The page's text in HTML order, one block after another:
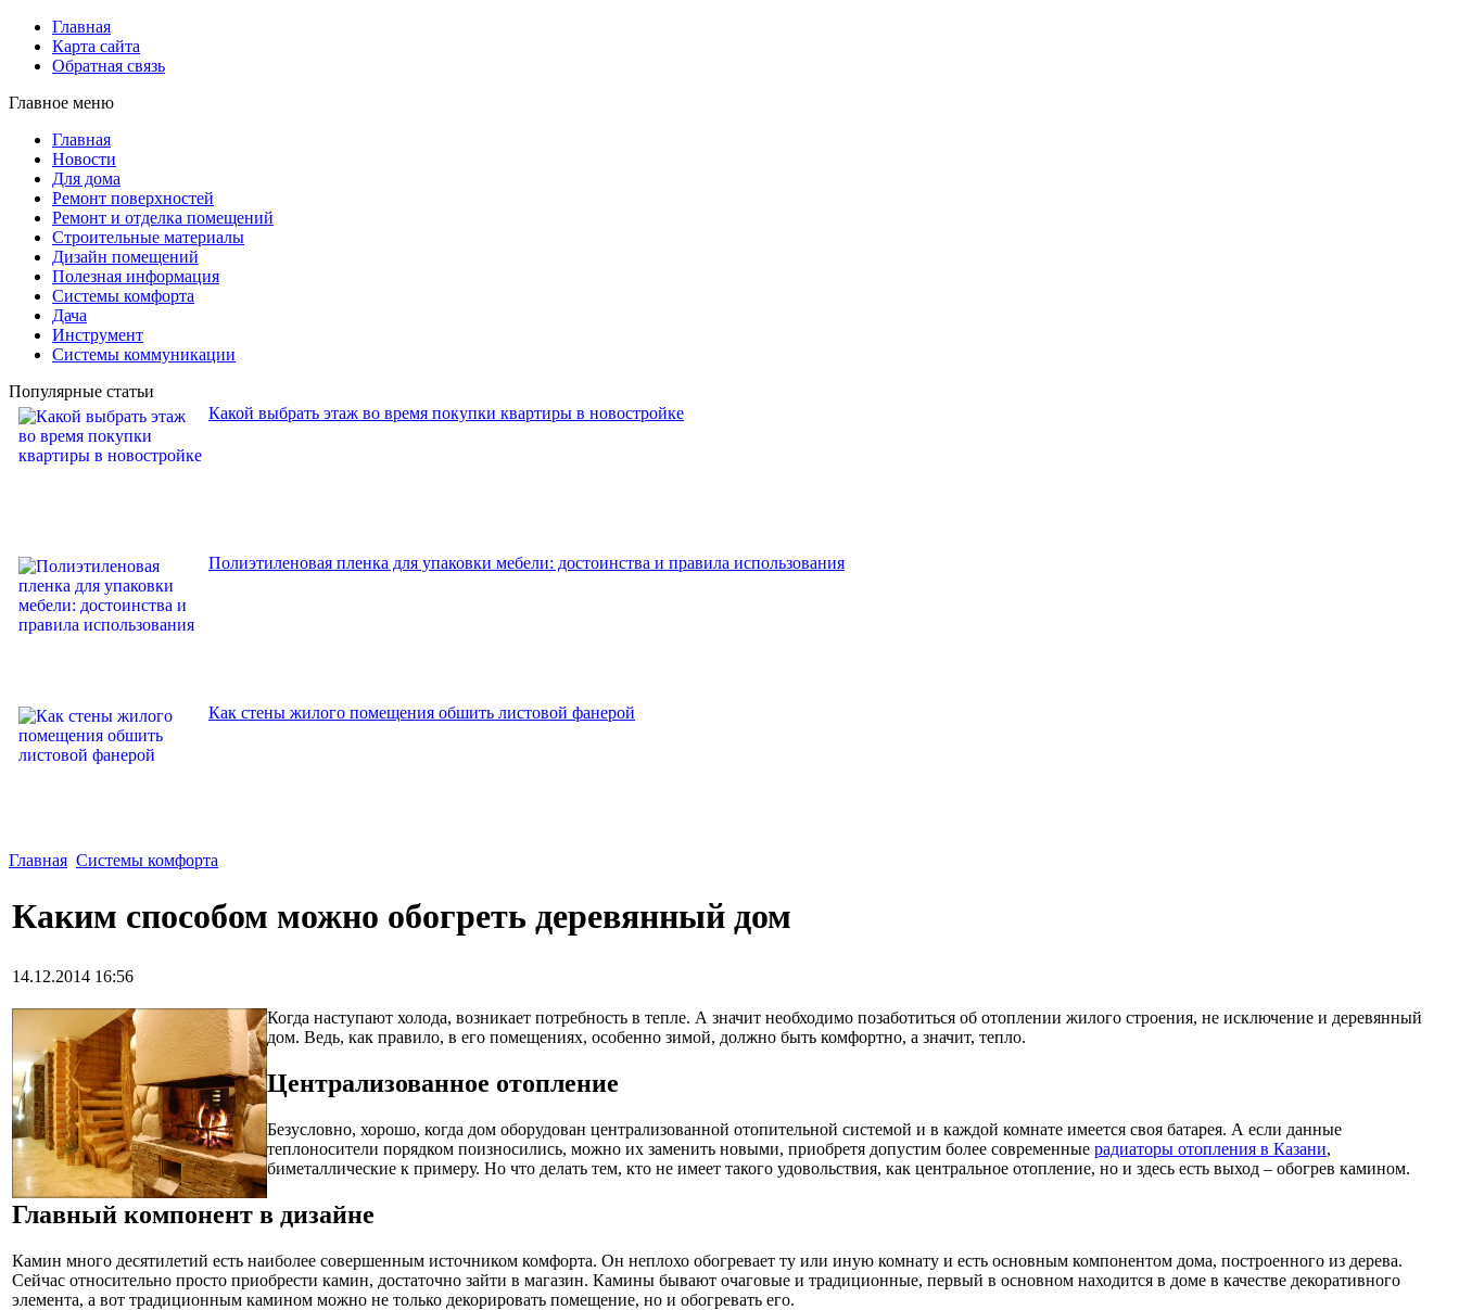
Главная
Карта сайта
Обратная связь
Главное меню
Главная
Новости
Для дома
Ремонт поверхностей
Ремонт и отделка помещений
Строительные материалы
Дизайн помещений
Полезная информация
Системы комфорта
Дача
Инструмент
Системы коммуникации
Популярные статьи
Какой выбрать этаж во время покупки квартиры в новостройке
Полиэтиленовая пленка для упаковки мебели: достоинства и правила использования
Как стены жилого помещения обшить листовой фанерой
Главная Системы комфорта
Каким способом можно обогреть деревянный дом
14.12.2014 16:56
Когда наступают холода, возникает потребность в тепле. А значит необходимо позаботиться об отоплении жилого строения, не исключение и деревянный
дом. Ведь, как правило, в его помещениях, особенно зимой, должно быть комфортно, а значит, тепло.
Централизованное отопление
Безусловно, хорошо, когда дом оборудован централизованной отопительной системой и в каждой комнате имеется своя батарея. А если данные
теплоносители порядком поизносились, можно их заменить новыми, приобретя допустим более современные радиаторы отопления в Казани,
биметаллические к примеру. Но что делать тем, кто не имеет такого удовольствия, как центральное отопление, но и здесь есть выход – обогрев камином.
Главный компонент в дизайне
Камин много десятилетий есть наиболее совершенным источником комфорта. Он неплохо обогревает ту или иную комнату и есть основным компонентом дома, построенного из дерева.
Сейчас относительно просто приобрести камин, достаточно зайти в магазин. Камины бывают очаговые и традиционные, первый в основном находится в доме в качестве декоративного
элемента, а вот традиционным камином можно не только декорировать помещение, но и обогревать его.